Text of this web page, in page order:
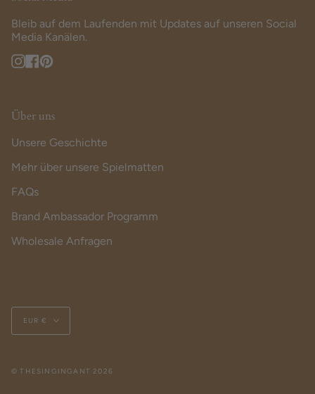
Bleib auf dem Laufenden mit Updates auf unseren Social
Media Kanälen.
Instagram
Facebook
Über uns
Unsere Geschichte
Mehr über unsere Spielmatten
FAQs
Brand Ambassador Programm
Wholesale Anfragen
Currency
EUR €
© THESINGINGANT 2026